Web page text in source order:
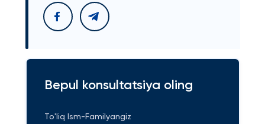
Bepul konsultatsiya oling
To'liq Ism-Familyangiz